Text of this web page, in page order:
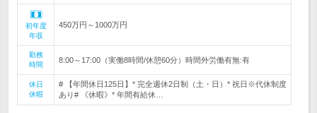
初年度
年収
450万円～1000万円
勤務
時間
8:00～17:00（実働8時間/休憩60分）時間外労働有無:有
休日
休暇
# 【年間休日125日】* 完全週休2日制（土・日）* 祝日※代休制度
あり# 《休暇》* 年間有給休…